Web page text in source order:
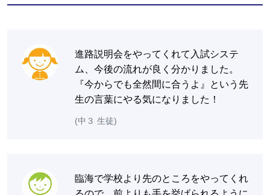
進路説明会をやってくれて入試システ
ム、今後の流れが良く分かりました。
『今からでも全然間に合うよ』という先
生の言葉にやる気になりました！
(中３ 生徒)
臨海で学校より先のところをやってくれ